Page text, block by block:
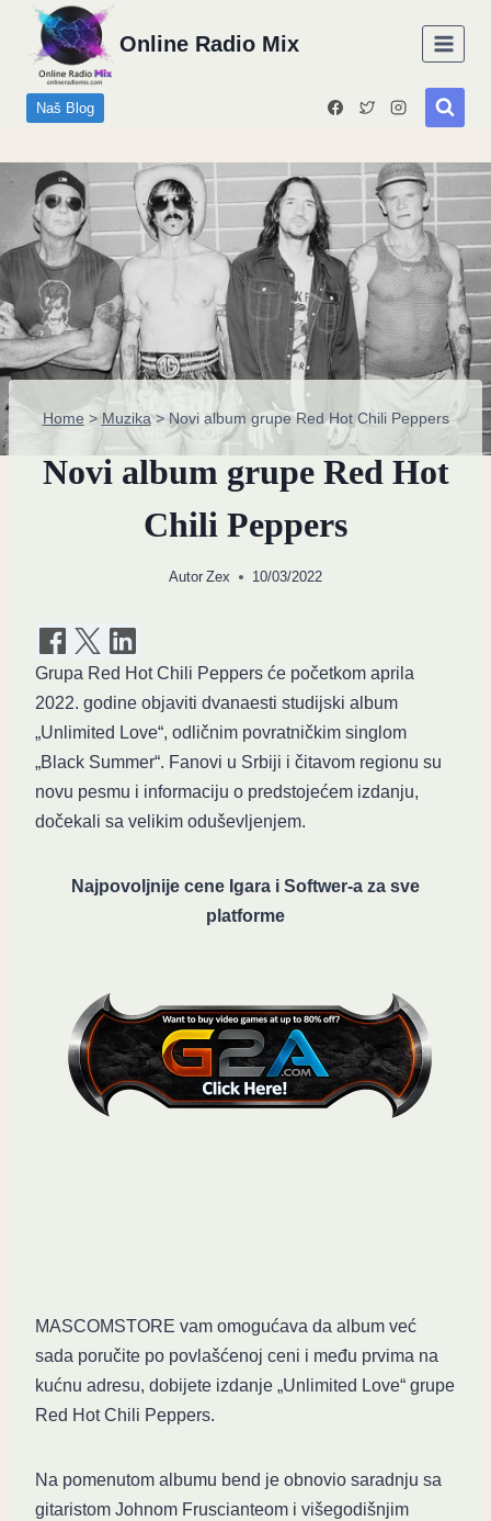
content
Online Radio Mix
Naš Blog
Home > Muzika>Novi album grupe Red Hot Chili Peppers
Novi album grupe Red Hot
Chili Peppers
Autor Zex 10/03/2022
Grupa Red Hot Chili Peppers će početkom aprila
2022. godine objaviti dvanaesti studijski album
„Unlimited Love“, odličnim povratničkim singlom
„Black Summer“. Fanovi u Srbiji i čitavom regionu su
novu pesmu i informaciju o predstojećem izdanju,
dočekali sa velikim oduševljenjem.
Najpovoljnije cene Igara i Softwer-a za sve
platforme
MASCOMSTORE vam omogućava da album već
sada poručite po povlašćenoj ceni i među prvima na
kućnu adresu, dobijete izdanje „Unlimited Love“ grupe
Red Hot Chili Peppers.
Na pomenutom albumu bend je obnovio saradnju sa
gitaristom Johnom Fruscianteom i višegodišnjim